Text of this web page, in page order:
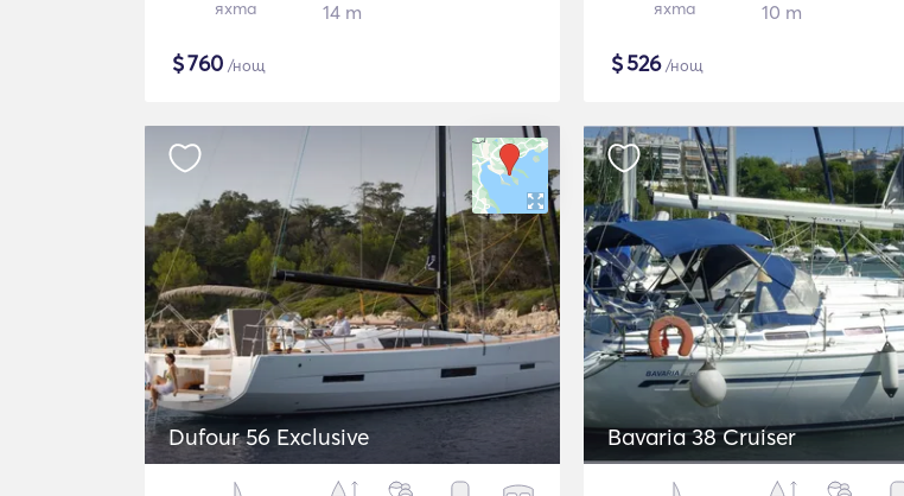
яхта
14 m
$760 /нощ
яхта
10 m
$526/нощ
Dufour 56 Exclusive Bavaria 38 Cruiser